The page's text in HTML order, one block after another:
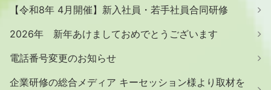
【令和8年 4月開催】新入社員・若手社員合同研修
2026年 新年あけましておめでとうございます
電話番号変更のお知らせ
企業研修の総合メディア キーセッション様より取材を